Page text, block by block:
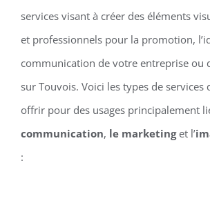
services visant à créer des éléments
et professionnels pour la promotion,
communication de votre entreprise ou
sur Touvois. Voici les types de services
offrir pour des usages principalement
communication, le marketinget l’
: